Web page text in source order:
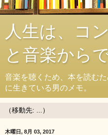
人生は、コ
と音楽から
音楽を聴くため、本を読む
に生きている男のメモ。
木曜日, 8月 03, 2017